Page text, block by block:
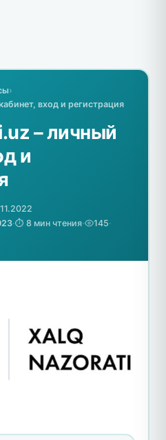
›
вход и регистрация
– личный
и
·⏱️ 8 мин чтения· 145·